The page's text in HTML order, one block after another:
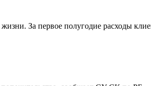
За первое полугодие расходы